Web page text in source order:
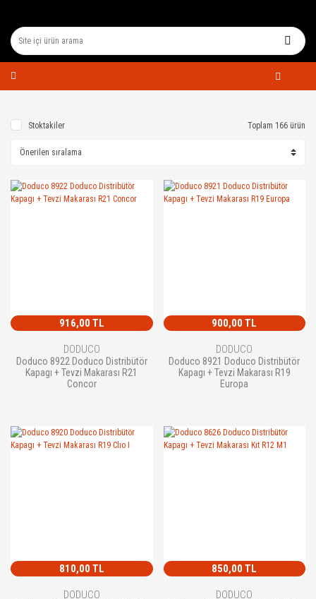
Stoktakiler Toplam 166 ürün
916,00 TL
DODUCO
Doduco 8922 Doduco Distribütör
Kapagı + Tevzi Makarası R21
Concor
900,00 TL
DODUCO
Doduco 8921 Doduco Distribütör
Kapagı + Tevzi Makarası R19
Europa
810,00 TL
DODUCO
850,00 TL
DODUCO